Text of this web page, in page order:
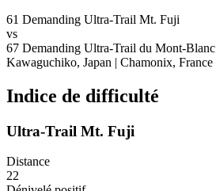
61 Demanding Ultra-Trail Mt. Fuji
vs
67 Demanding Ultra-Trail du Mont-Blanc
Kawaguchiko, Japan | Chamonix, France
Indice de difficulté
Ultra-Trail Mt. Fuji
Distance
22